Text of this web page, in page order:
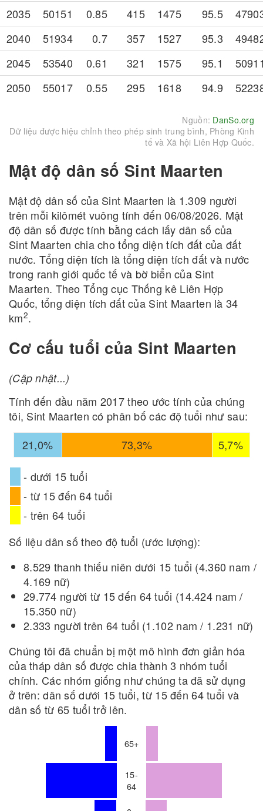
2035 50151 0.85 415 1475 95.5
2040
51934 0.7 357 1527 95.3
2045
53540 0.61 321 1575 95.1
2050
55017 0.55 295 1618 94.9
Nguồn: DanSo.org
Dữ liệu được hiệu chỉnh theo phép sinh trung bình, Phòng Kinh
tế và Xã hội Liên Hợp Quốc.
Mật độ dân số Sint Maarten
Mật độ dân số của Sint Maarten là 1.309 người
trên mỗi kilômét vuông tính đến 06/08/2026. Mật
độ dân số được tính bằng cách lấy dân số của
Sint Maarten chia cho tổng diện tích đất của đất
nước. Tổng diện tích là tổng diện tích đất và nước
trong ranh giới quốc tế và bờ biển của Sint
Maarten. Theo Tổng cục Thống kê Liên Hợp
Quốc, tổng diện tích đất của Sint Maarten là 34
km2.
Cơ cấu tuổi của Sint Maarten
(Cập nhật...)
Tính đến đầu năm 2017 theo ước tính của chúng
tôi, Sint Maarten có phân bố các độ tuổi như sau:
21,0%
73,3% 5,7%
- dưới 15 tuổi
- từ 15 đến 64 tuổi
- trên 64 tuổi
Số liệu dân số theo độ tuổi (ước lượng):
8.529 thanh thiếu niên dưới 15 tuổi (4.360 nam /
4.169 nữ)
29.774 người từ 15 đến 64 tuổi (14.424 nam /
15.350 nữ)
2.333 người trên 64 tuổi (1.102 nam / 1.231 nữ)
Chúng tôi đã chuẩn bị một mô hình đơn giản hóa
của tháp dân số được chia thành 3 nhóm tuổi
chính. Các nhóm giống như chúng ta đã sử dụng
ở trên: dân số dưới 15 tuổi, từ 15 đến 64 tuổi và
dân số từ 65 tuổi trở lên.
65+
15-
64